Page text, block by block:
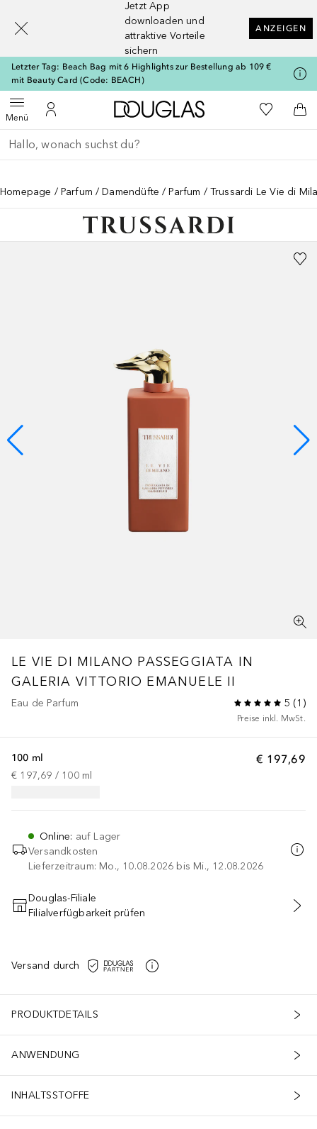
Jetzt App
downloaden und
attraktive Vorteile
sichern
ANZEIGEN
Letzter Tag: Beach Bag mit 6 Highlights zur Bestellung ab 109 €
mit Beauty Card (Code: BEACH)
MenüMenü öffnenZu Meinem Kundenkonto
Zur Douglas Startseite
Zu Meiner
Gehe zurück
Suche ausführen
Homepage Parfum Damendüfte Parfum Trussardi Le Vie di
LE VIE DI MILANO PASSEGGIATA IN
GALERIA VITTORIO EMANUELE II
Eau de Parfum 5 (1 )
Preise inkl. MwSt.
€ 197,69
100 ml
€ 197,69 / 100 ml
Online: auf Lager
Versandkosten
Lieferzeitraum: Mo., 10.08.2026 bis Mi., 12.08.2026
IN DEN WARENKORB
Douglas-Filiale
Filialverfügbarkeit prüfen
Versand durch
PRODUKTDETAILS
ANWENDUNG
INHALTSSTOFFE
[navigation.slideout.screenreader]